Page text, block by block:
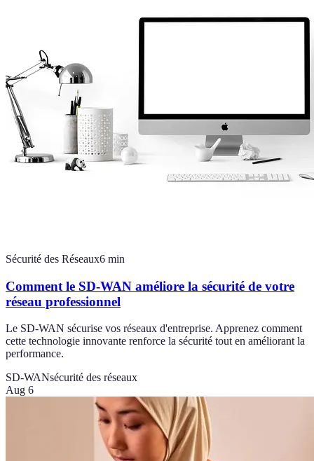
Sécurité des Réseaux6 min
Comment le SD-WAN améliore la sécurité de votre
réseau professionnel
Le SD-WAN sécurise vos réseaux d'entreprise. Apprenez comment
cette technologie innovante renforce la sécurité tout en améliorant la
performance.
SD-WANsécurité des réseaux
Aug 6